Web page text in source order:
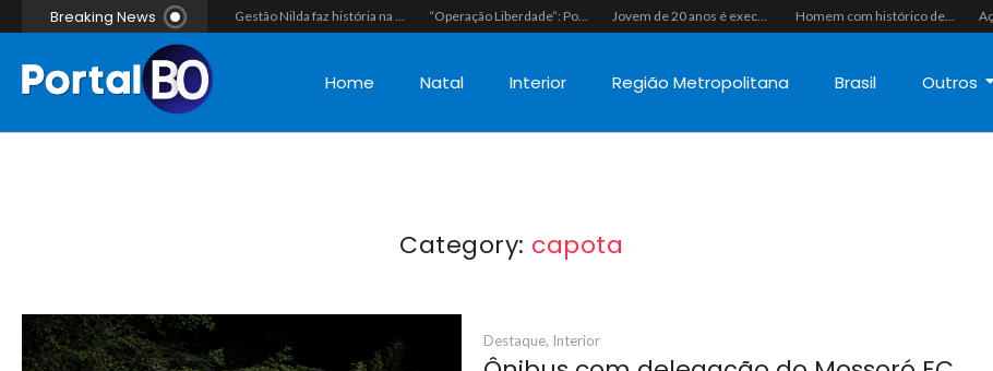
Breaking News Gestão Nilda faz história na segurança pública e coloca a Guarda Municipal como a primeira do RN operando fuzis “Operação Liberdade”: Polícias Civil e Militar prendem seis integrantes de grupo criminoso por tráfico de drogas em Tibau do Sul Jovem de 20 anos é executado a tiros em rede na companhia da namorada após criminosos invadirem casa fingindo ser policiais em Assú Homem com histórico de crimes sexuais é preso preventivamente por importunação sexual em supermercado de Caicó
Home Natal Interior Região Metropolitana Brasil Outros
Category: capota
Destaque, Interior